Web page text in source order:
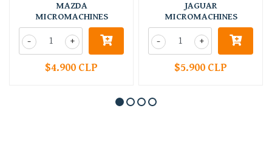
MAZDA
MICROMACHINES
+
-
$4.900 CLP
JAGUAR
MICROMACHINES
+
-
$5.900 CLP